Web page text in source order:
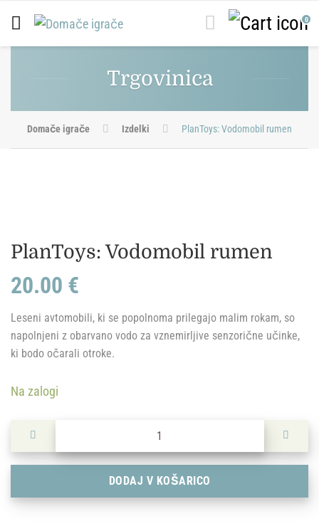
0
Trgovinica
Domače igrače Izdelki PlanToys: Vodomobil rumen
PlanToys: Vodomobil rumen
20.00 €
Leseni avtomobili, ki se popolnoma prilegajo malim rokam, so
napolnjeni z obarvano vodo za vznemirljive senzorične učinke,
ki bodo očarali otroke.
Na zalogi
PlanToys: Vodomobil rumen količina
DODAJ V KOŠARICO